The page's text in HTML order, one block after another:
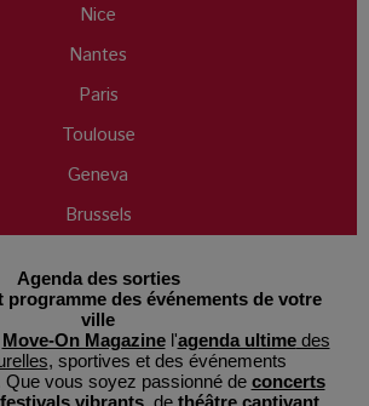
Nice
Nantes
Paris
Toulouse
Geneva
Brussels
Agenda des sorties
programme des événements de votre
ville
Move-On Magazinel'agenda ultimedes
, sportives et des événements
Que vous soyez passionné de concerts
festivals vibrants , de théâtre captivant